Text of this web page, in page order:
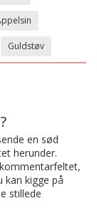
Guldstøv
en sød
herunder.
kan kigge på
stillede